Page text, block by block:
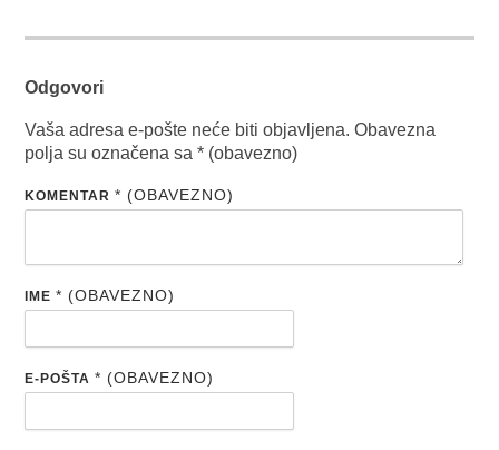
Odgovori
Vaša adresa e-pošte neće biti objavljena. Obavezna
polja su označena sa* (obavezno)
KOMENTAR* (OBAVEZNO)
IME* (OBAVEZNO)
E-POŠTA* (OBAVEZNO)